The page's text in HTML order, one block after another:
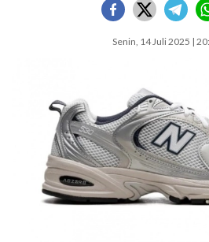
Senin, 14 Juli 2025 |